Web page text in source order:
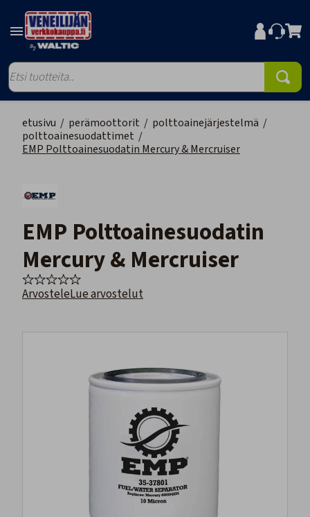
etusivu / perämoottorit / polttoainejärjestelmä /
polttoainesuodattimet /
EMP Polttoainesuodatin Mercury & Mercruiser
EMP Polttoainesuodatin
Mercury & Mercruiser
ArvosteleLue arvostelut